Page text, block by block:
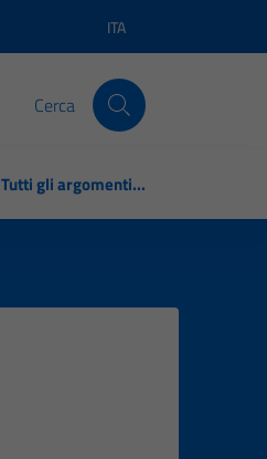
Lingua attiva:
ITA
Cerca
Tutti gli argomenti...